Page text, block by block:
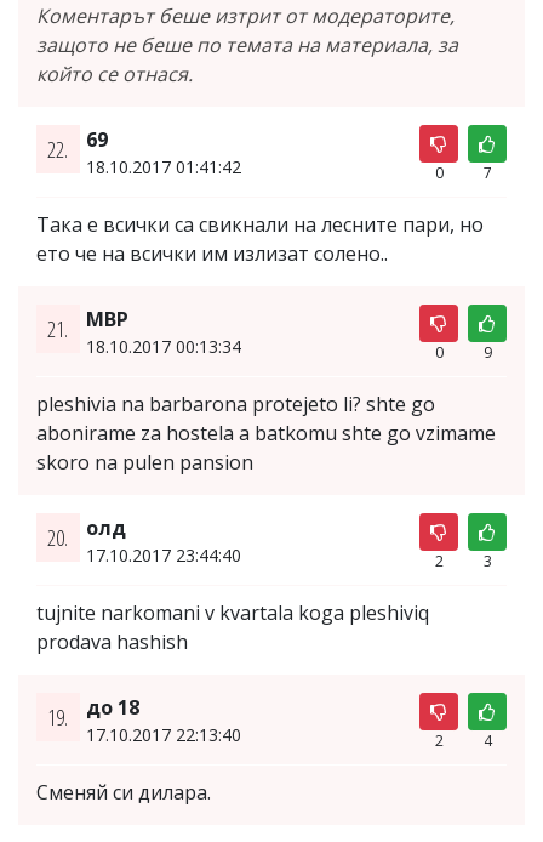
Коментарът беше изтрит от модераторите,
защото не беше по темата на материала, за
който се отнася.
22. 69
18.10.2017 01:41:42 0 7
Така е всички са свикнали на лесните пари, но
ето че на всички им излизат солено..
21. MBP
18.10.2017 00:13:34 0 9
pleshivia na barbarona protejeto li? shte go
abonirame za hostela a batkomu shte go vzimame
skoro na pulen pansion
20. олд
17.10.2017 23:44:40 2 3
tujnite narkomani v kvartala koga pleshiviq
prodava hashish
19. до 18
17.10.2017 22:13:40 2 4
Сменяй си дилара.